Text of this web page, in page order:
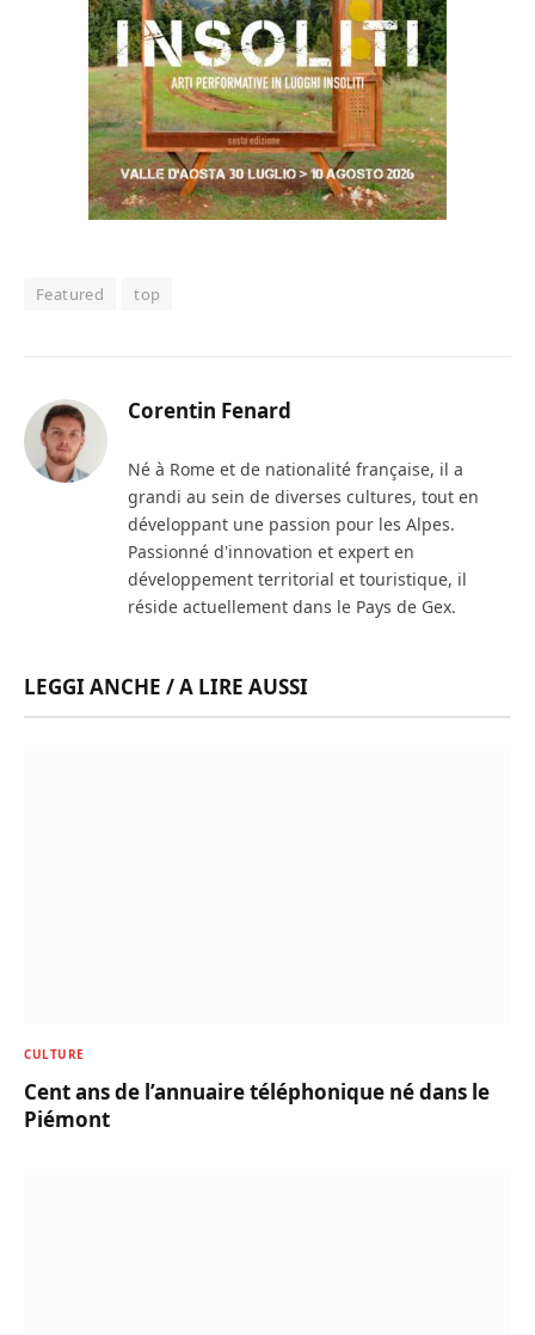
Featured top
Corentin Fenard
Né à Rome et de nationalité française, il a
grandi au sein de diverses cultures, tout en
développant une passion pour les Alpes.
Passionné d'innovation et expert en
développement territorial et touristique, il
réside actuellement dans le Pays de Gex.
LEGGI ANCHE / A LIRE AUSSI
CULTURE
Cent ans de l’annuaire téléphonique né dans le
Piémont